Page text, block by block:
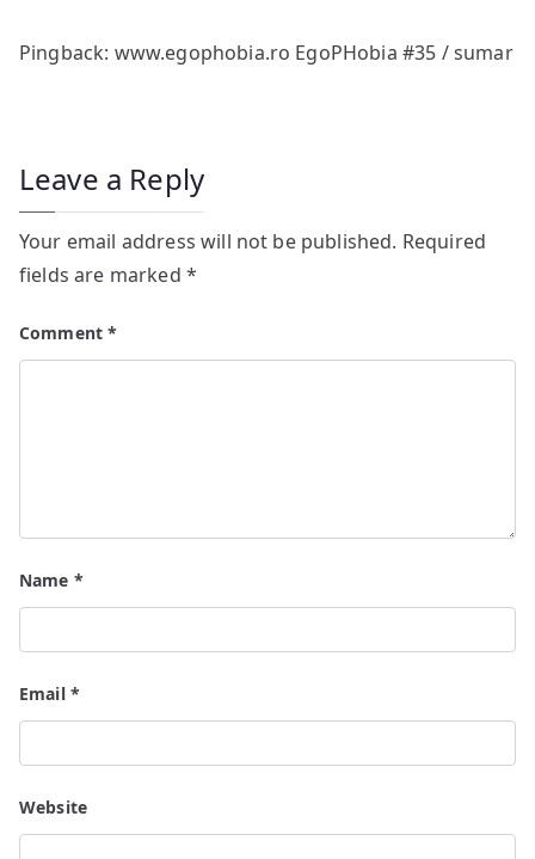
Pingback: www.egophobia.ro EgoPHobia #35 / sumar
Leave a Reply
Your email address will not be published. Required
fields are marked *
Comment*
Name *
Email *
Website